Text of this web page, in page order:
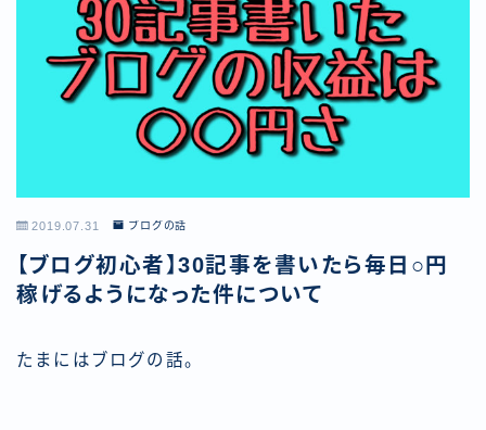
2019.07.31 ブログの話
【ブログ初心者】30記事を書いたら毎日○円
稼げるようになった件について
たまにはブログの話。